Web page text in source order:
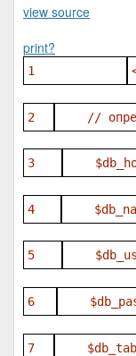
view source
print?
1
2 //
3
4
5
6
7